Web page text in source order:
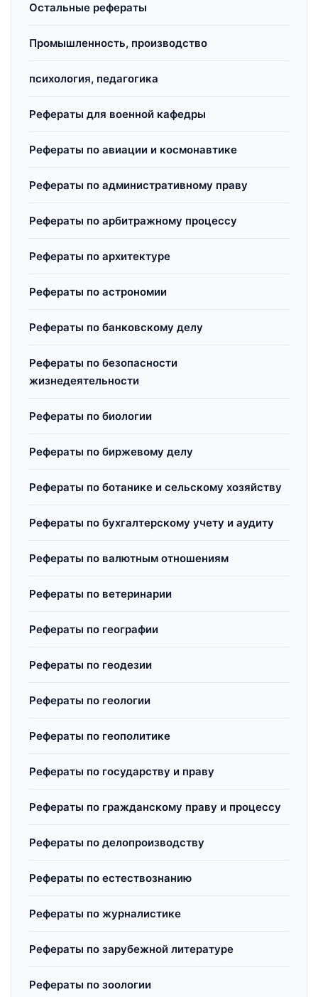
Остальные рефераты
Промышленность, производство
психология, педагогика
Рефераты для военной кафедры
Рефераты по авиации и космонавтике
Рефераты по административному праву
Рефераты по арбитражному процессу
Рефераты по архитектуре
Рефераты по астрономии
Рефераты по банковскому делу
Рефераты по безопасности
жизнедеятельности
Рефераты по биологии
Рефераты по биржевому делу
Рефераты по ботанике и сельскому хозяйству
Рефераты по бухгалтерскому учету и аудиту
Рефераты по валютным отношениям
Рефераты по ветеринарии
Рефераты по географии
Рефераты по геодезии
Рефераты по геологии
Рефераты по геополитике
Рефераты по государству и праву
Рефераты по гражданскому праву и процессу
Рефераты по делопроизводству
Рефераты по естествознанию
Рефераты по журналистике
Рефераты по зарубежной литературе
Рефераты по зоологии